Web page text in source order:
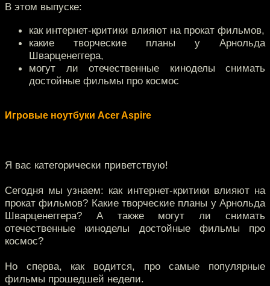
В этом выпуске:
как интернет-критики влияют на прокат фильмов,
какие творческие планы у Арнольда
Шварценеггера,
могут ли отечественные киноделы снимать
достойные фильмы про космос
Игровые ноутбуки Acer Aspire
Я вас категорически приветствую!
Сегодня мы узнаем: как интернет-критики влияют на
прокат фильмов? Какие творческие планы у Арнольда
Шварценеггера? А также могут ли снимать
отечественные киноделы достойные фильмы про
космос?
Но сперва, как водится, про самые популярные
фильмы прошедшей недели.